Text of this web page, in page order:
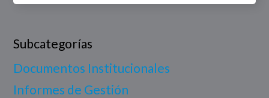
Subcategorías
Documentos Institucionales
Informes de Gestión